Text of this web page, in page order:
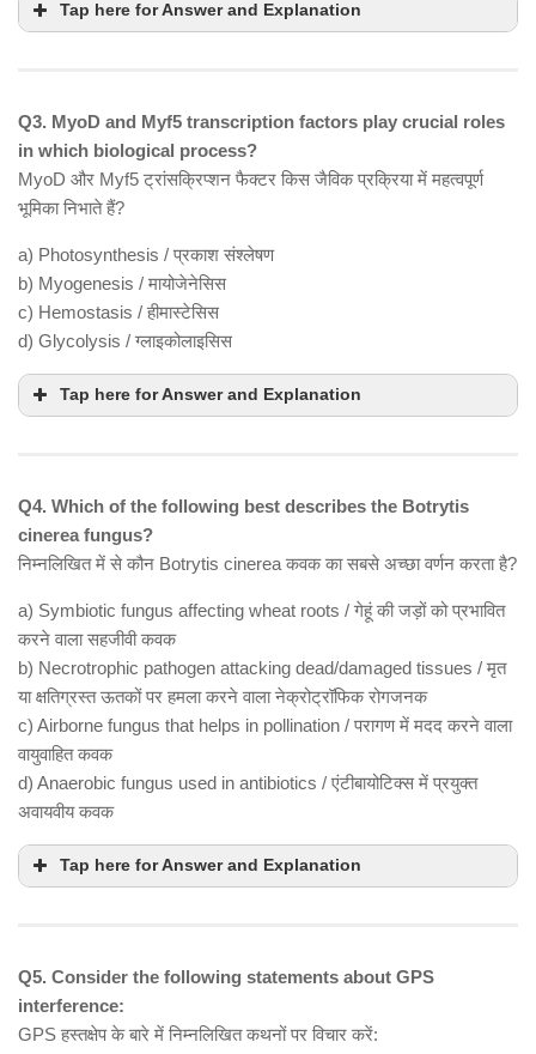
Tap here for Answer and Explanation
Q3. MyoD and Myf5 transcription factors play crucial roles
in which biological process?
MyoD और Myf5 ट्रांसक्रिप्शन फैक्टर किस जैविक प्रक्रिया में महत्वपूर्ण
भूमिका निभाते हैं?
a) Photosynthesis / प्रकाश संश्लेषण
b) Myogenesis / मायोजेनेसिस
c) Hemostasis / हीमास्टेसिस
d) Glycolysis / ग्लाइकोलाइसिस
Tap here for Answer and Explanation
Q4. Which of the following best describes the Botrytis
cinerea fungus?
निम्नलिखित में से कौन Botrytis cinerea कवक का सबसे अच्छा वर्णन करता है?
a) Symbiotic fungus affecting wheat roots / गेहूं की जड़ों को प्रभावित
करने वाला सहजीवी कवक
b) Necrotrophic pathogen attacking dead/damaged tissues / मृत
या क्षतिग्रस्त ऊतकों पर हमला करने वाला नेक्रोट्रॉफिक रोगजनक
c) Airborne fungus that helps in pollination / परागण में मदद करने वाला
वायुवाहित कवक
d) Anaerobic fungus used in antibiotics / एंटीबायोटिक्स में प्रयुक्त
अवायवीय कवक
Tap here for Answer and Explanation
Q5. Consider the following statements about GPS
interference:
GPS हस्तक्षेप के बारे में निम्नलिखित कथनों पर विचार करें: